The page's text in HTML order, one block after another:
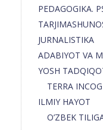
PEDAGOGIKA.
JURNALISTIKA
ADABIYOT VA
YOSH
TERRA
ILMIY HAYOT
O’ZBEK